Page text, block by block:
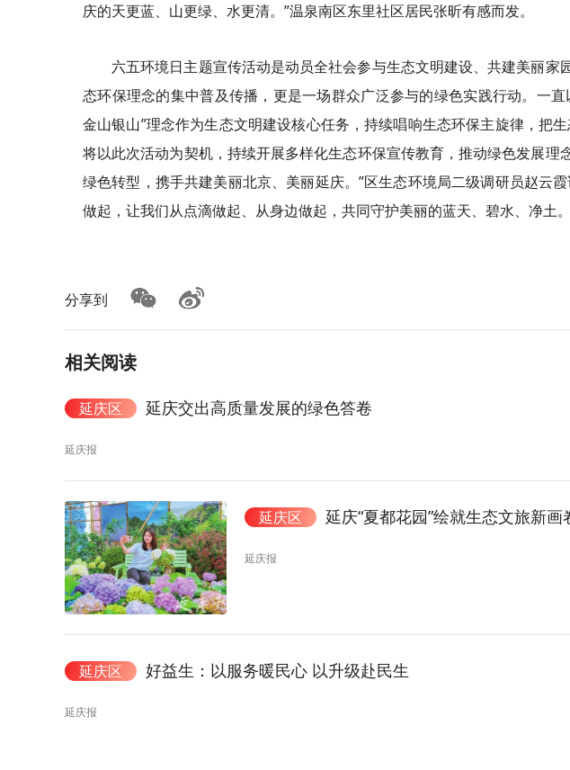
庆的天更蓝、山更绿、水更清。”温泉南区东里社区居民张昕有感而发。
六五环境日主题宣传活动是动员全社会参与生态文明建设、共建美丽家
态环保理念的集中普及传播，更是一场群众广泛参与的绿色实践行动。一
金山银山”理念作为生态文明建设核心任务，持续唱响生态环保主旋律，把
将以此次活动为契机，持续开展多样化生态环保宣传教育，推动绿色发展理
绿色转型，携手共建美丽北京、美丽延庆。”区生态环境局二级调研员赵云
做起，让我们从点滴做起、从身边做起，共同守护美丽的蓝天、碧水、净土
分享到
相关阅读
延庆区 延庆交出高质量发展的绿色答卷
延庆报
延庆区 延庆“夏都花园”绘就生态文旅新画
延庆报
延庆区 好益生：以服务暖民心 以升级赴民生
延庆报